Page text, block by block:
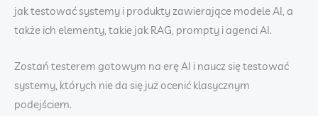
jak testować systemy i produkty zawierające modele AI, a
także ich elementy, takie jak RAG, prompty i agenci AI.
Zostań testerem gotowym na erę AI i naucz się testować
systemy, których nie da się już ocenić klasycznym
podejściem.